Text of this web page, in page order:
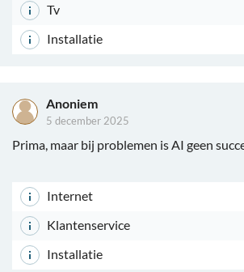
Tv
Installatie
Anoniem
5 december 2025
Prima, maar bij problemen is AI geen
Internet
Klantenservice
Installatie